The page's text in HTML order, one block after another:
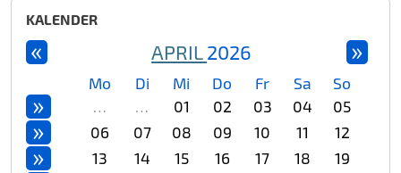
KALENDER
»
« APRIL 2026
Mo Di Mi Do Fr Sa So
» … … 01 02 03 04 05
» 06 07 08 09 10 11 12
» 13 14 15 16 17 18 19